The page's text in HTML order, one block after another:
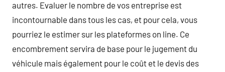
autres. Evaluer le nombre de vos entreprise est
incontournable dans tous les cas, et pour cela, vous
pourriez le estimer sur les plateformes on line. Ce
encombrement servira de base pour le jugement du
véhicule mais également pour le coût et le devis des